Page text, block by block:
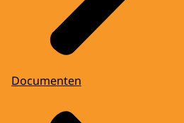
Documenten